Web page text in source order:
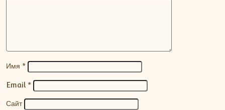
Имя *
Email *
Сайт